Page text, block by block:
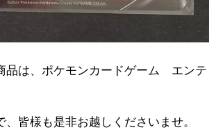
品は、ポケモンカードゲーム エンテ
皆様も是非お越しくださいませ。